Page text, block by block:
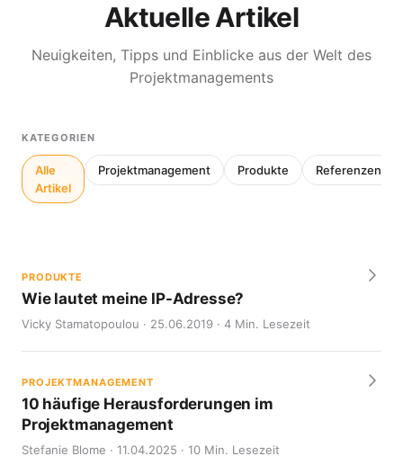
Aktuelle Artikel
Neuigkeiten, Tipps und Einblicke aus der Welt des
Projektmanagements
KATEGORIEN
Alle
Artikel
Projektmanagement Produkte Referenzen
PRODUKTE
Wie lautet meine IP-Adresse?
Vicky Stamatopoulou · 25.06.2019 · 4 Min. Lesezeit
PROJEKTMANAGEMENT
10 häufige Herausforderungen im
Projektmanagement
Stefanie Blome · 11.04.2025 · 10 Min. Lesezeit